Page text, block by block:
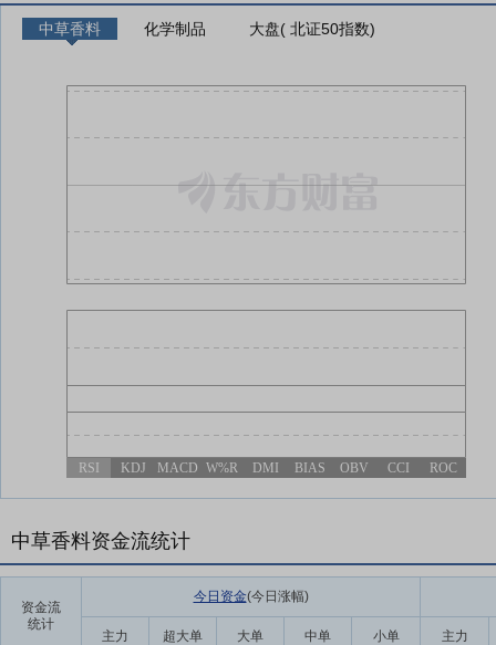
中草香料 化学制品 大盘( 北证50指数)
RSI KDJ MACD W%R DMI BIAS OBV CCI ROC
中草香料资金流统计
资金流
统计
今日资金(今日涨幅)
主力 超大单 大单 中单 小单 主力